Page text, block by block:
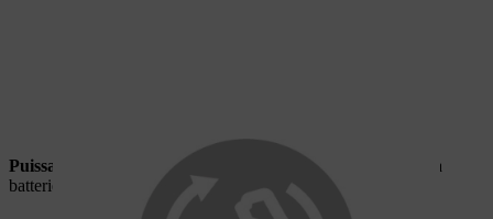
Puissance constante
aucune perte de performance lorsque la
batterie se décharge